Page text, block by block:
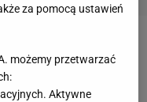
brąz dla
za pomocą ustawień
możemy przetwarzać
Aktywne